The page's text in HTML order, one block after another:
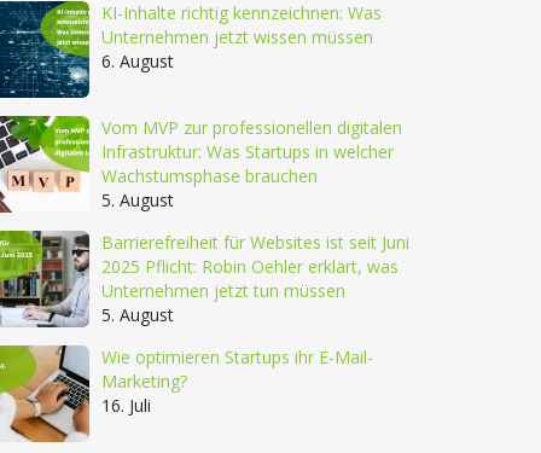
KI-Inhalte richtig kennzeichnen: Was
Unternehmen jetzt wissen müssen
6. August
Vom MVP zur professionellen digitalen
Infrastruktur: Was Startups in welcher
Wachstumsphase brauchen
5. August
Barrierefreiheit für Websites ist seit Juni
2025 Pflicht: Robin Oehler erklärt, was
Unternehmen jetzt tun müssen
5. August
Wie optimieren Startups ihr E-Mail-
Marketing?
16. Juli